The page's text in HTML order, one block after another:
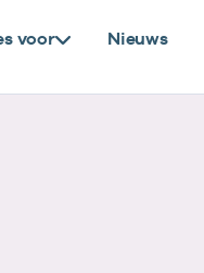
voor Nieuws